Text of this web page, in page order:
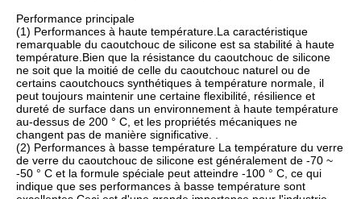
Performance principale
(1) Performances à haute température.La caractéristique
remarquable du caoutchouc de silicone est sa stabilité à haute
température.Bien que la résistance du caoutchouc de silicone
ne soit que la moitié de celle du caoutchouc naturel ou de
certains caoutchoucs synthétiques à température normale, il
peut toujours maintenir une certaine flexibilité, résilience et
dureté de surface dans un environnement à haute température
au-dessus de 200 ° C, et les propriétés mécaniques ne
changent pas de manière significative. .
(2) Performances à basse température La température du verre
de verre du caoutchouc de silicone est généralement de -70 ~
-50 ° C et la formule spéciale peut atteindre -100 ° C, ce qui
indique que ses performances à basse température sont